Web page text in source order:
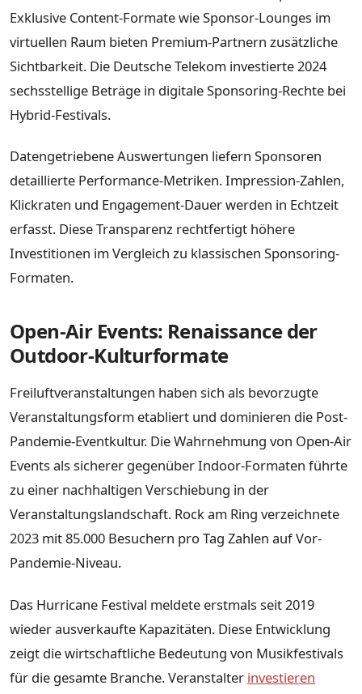
Exklusive Content-Formate wie Sponsor-Lounges im
virtuellen Raum bieten Premium-Partnern zusätzliche
Sichtbarkeit. Die Deutsche Telekom investierte 2024
sechsstellige Beträge in digitale Sponsoring-Rechte bei
Hybrid-Festivals.
Datengetriebene Auswertungen liefern Sponsoren
detaillierte Performance-Metriken. Impression-Zahlen,
Klickraten und Engagement-Dauer werden in Echtzeit
erfasst. Diese Transparenz rechtfertigt höhere
Investitionen im Vergleich zu klassischen Sponsoring-
Formaten.
Open-Air Events: Renaissance der
Outdoor-Kulturformate
Freiluftveranstaltungen haben sich als bevorzugte
Veranstaltungsform etabliert und dominieren die Post-
Pandemie-Eventkultur. Die Wahrnehmung von Open-Air
Events als sicherer gegenüber Indoor-Formaten führte
zu einer nachhaltigen Verschiebung in der
Veranstaltungslandschaft. Rock am Ring verzeichnete
2023 mit 85.000 Besuchern pro Tag Zahlen auf Vor-
Pandemie-Niveau.
Das Hurricane Festival meldete erstmals seit 2019
wieder ausverkaufte Kapazitäten. Diese Entwicklung
zeigt die wirtschaftliche Bedeutung von Musikfestivals
für die gesamte Branche. Veranstalter investieren